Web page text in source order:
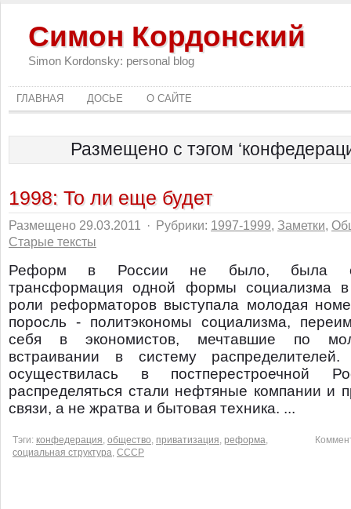
Симон Кордонский
Simon Kordonsky: personal blog
ГЛАВНАЯ ДОСЬЕ О САЙТЕ
Размещено с тэгом
1998: То ли еще будет
Размещено 29.03.2011 · Рубрики: 1997-1999, Заметки,
Старые тексты
Реформ в России не было, была
трансформация одной формы социализма
роли реформаторов выступала молодая
поросль - политэкономы социализма,
себя в экономистов, мечтавшие по
встраивании в систему
осуществилась в постперестроечной
распределяться стали нефтяные компании и
связи, а не жратва и бытовая техника. ...
Тэги: конфедерация, общество, приватизация, реформа,
социальная структура, СССР